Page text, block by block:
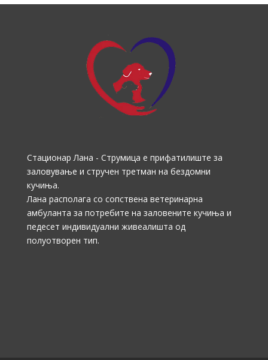
Стационар Лана - Струмица е прифатилиште за
заловување и стручен третман на бездомни
кучиња.
Лана располага со сопствена ветеринарна
амбуланта за потребите на заловените кучиња и
педесет индивидуални живеалишта од
полуотворен тип.